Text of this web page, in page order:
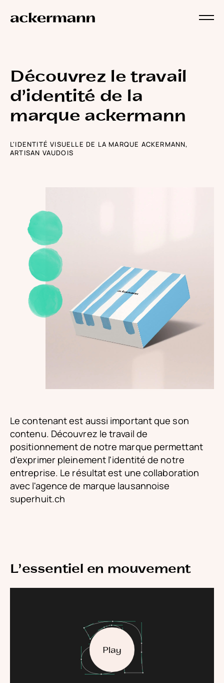
Découvrez le travail
d'identité de la
marque ackermann
L'IDENTITÉ VISUELLE DE LA MARQUE ACKERMANN,
ARTISAN VAUDOIS
Le contenant est aussi important que son
contenu. Découvrez le travail de
positionnement de notre marque permettant
d'exprimer pleinement l'identité de notre
entreprise. Le résultat est une collaboration
avec l'agence de marque lausannoise
superhuit.ch
L'essentiel en mouvement
Play